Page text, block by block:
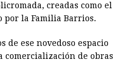
creadas como el
por la Familia Barrios.
de ese novedoso espacio
comercialización de obras